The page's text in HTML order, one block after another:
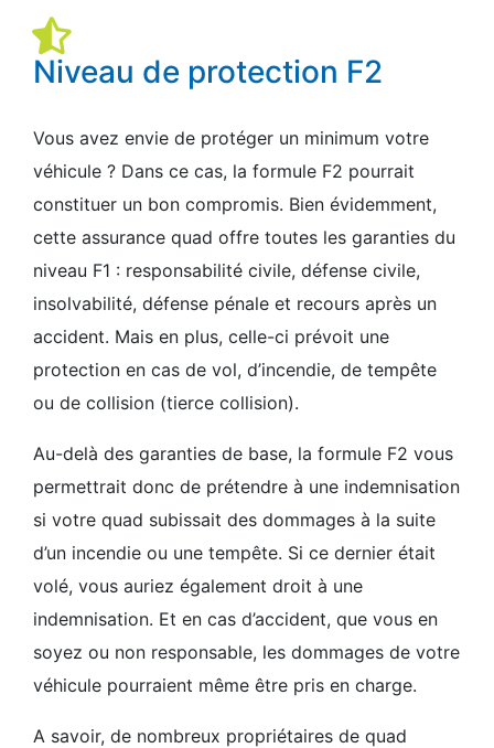
Niveau de protection F2
Vous avez envie de protéger un minimum votre
véhicule ? Dans ce cas, la formule F2 pourrait
constituer un bon compromis. Bien évidemment,
cette assurance quad offre toutes les garanties du
niveau F1 : responsabilité civile, défense civile,
insolvabilité, défense pénale et recours après un
accident. Mais en plus, celle-ci prévoit une
protection en cas de vol, d’incendie, de tempête
ou de collision (tierce collision).
Au-delà des garanties de base, la formule F2 vous
permettrait donc de prétendre à une indemnisation
si votre quad subissait des dommages à la suite
d’un incendie ou une tempête. Si ce dernier était
volé, vous auriez également droit à une
indemnisation. Et en cas d’accident, que vous en
soyez ou non responsable, les dommages de votre
véhicule pourraient même être pris en charge.
A savoir, de nombreux propriétaires de quad